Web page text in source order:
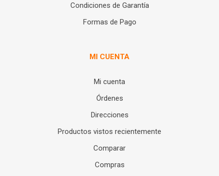
Condiciones de Garantía
Formas de Pago
MI CUENTA
Mi cuenta
Órdenes
Direcciones
Productos vistos recientemente
Comparar
Compras